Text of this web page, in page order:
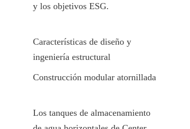
y los objetivos ESG.
Características de diseño y
ingeniería estructural
Construcción modular atornillada
Los tanques de almacenamiento